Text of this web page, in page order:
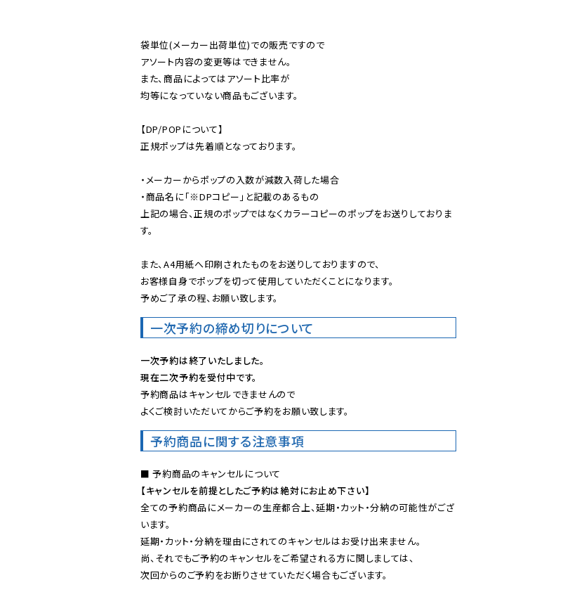
袋単位(メーカー出荷単位)での販売ですので
アソート内容の変更等はできません。
また、商品によってはアソート比率が
均等になっていない商品もございます。
【DP/POPについて】
正規ポップは先着順となっております。
・メーカーからポップの入数が減数入荷した場合
・商品名に「※DPコピー」と記載のあるもの
上記の場合、正規のポップではなくカラーコピーのポップをお送りしておりま
す。
また、A4用紙へ印刷されたものをお送りしておりますので、
お客様自身でポップを切って使用していただくことになります。
予めご了承の程、お願い致します。
一次予約の締め切りについて
一次予約は終了いたしました。
現在二次予約を受付中です。
予約商品はキャンセルできませんので
よくご検討いただいてからご予約をお願い致します。
予約商品に関する注意事項
【キャンセルを前提としたご予約は絶対にお止め下さい】
全ての予約商品にメーカーの生産都合上、延期・カット・分納の可能性がござ
います。
延期・カット・分納を理由にされてのキャンセルはお受け出来ません。
尚、それでもご予約のキャンセルをご希望される方に関しましては、
次回からのご予約をお断りさせていただく場合もございます。